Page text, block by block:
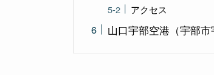
アクセス
山口宇部空港（宇部